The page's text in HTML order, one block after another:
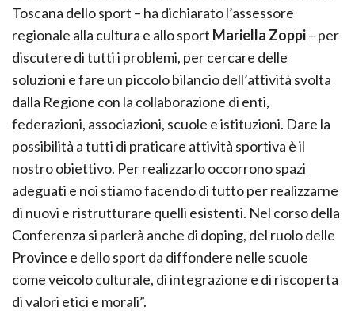
Toscana dello sport – ha dichiarato l’assessore
regionale alla cultura e allo sport Mariella Zoppi– per
discutere di tutti i problemi, per cercare delle
soluzioni e fare un piccolo bilancio dell’attività svolta
dalla Regione con la collaborazione di enti,
federazioni, associazioni, scuole e istituzioni. Dare la
possibilità a tutti di praticare attività sportiva è il
nostro obiettivo. Per realizzarlo occorrono spazi
adeguati e noi stiamo facendo di tutto per realizzarne
di nuovi e ristrutturare quelli esistenti. Nel corso della
Conferenza si parlerà anche di doping, del ruolo delle
Province e dello sport da diffondere nelle scuole
come veicolo culturale, di integrazione e di riscoperta
di valori etici e morali”.